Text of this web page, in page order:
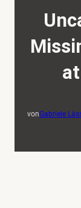
vonGabriele